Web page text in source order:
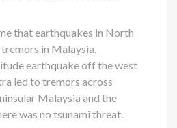
that earthquakes in North
tremors in Malaysia.
earthquake off the west
led to tremors across
Malaysia and the
was no tsunami threat.